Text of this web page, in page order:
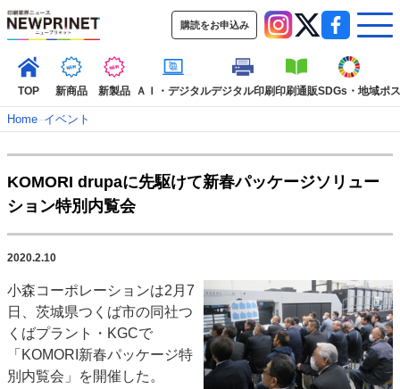
購読をお申込み
TOP 新商品 新製品 ＡＩ・デジタルデジタル印刷印刷通販SDGs・地域ポ
TOP
新着記事
インタビュー
コレクション
デジタル印刷
印刷通販
SDGs・地域
ポストプレス ビジネス イベント 信用情報
業界
市場・統計
人事・移転・異動・訃報
特集記事カテゴリー一覧
Home–イベント
KOMORI drupaに先駆けて新春パッケージソリュー
ション特別内覧会
2020.2.10
小森コーポレーションは2月7
日、茨城県つくば市の同社つ
くばプラント・KGCで
「KOMORI新春パッケージ特
別内覧会」を開催した。